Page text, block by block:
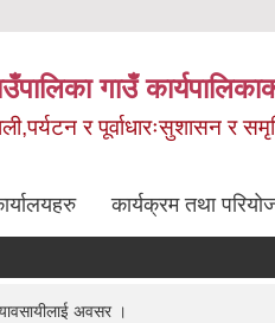
गाउँ
र पूर्वाधारःसुशासन र
कार्यक्रम तथा
अवसर ।